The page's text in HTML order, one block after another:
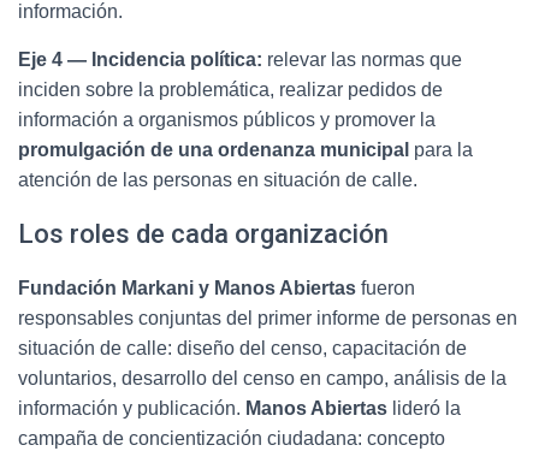
información.
Eje 4 — Incidencia política: relevar las normas que
inciden sobre la problemática, realizar pedidos de
información a organismos públicos y promover la
promulgación de una ordenanza municipal para la
atención de las personas en situación de calle.
Los roles de cada organización
Fundación Markani y Manos Abiertas fueron
responsables conjuntas del primer informe de personas en
situación de calle: diseño del censo, capacitación de
voluntarios, desarrollo del censo en campo, análisis de la
información y publicación. Manos Abiertas lideró la
campaña de concientización ciudadana: concepto